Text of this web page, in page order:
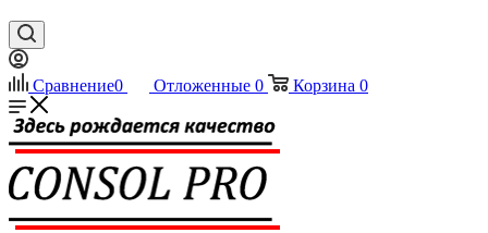
Сравнение0 Отложенные 0 Корзина 0